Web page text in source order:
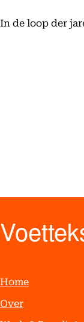
In de loop der
Home
Over